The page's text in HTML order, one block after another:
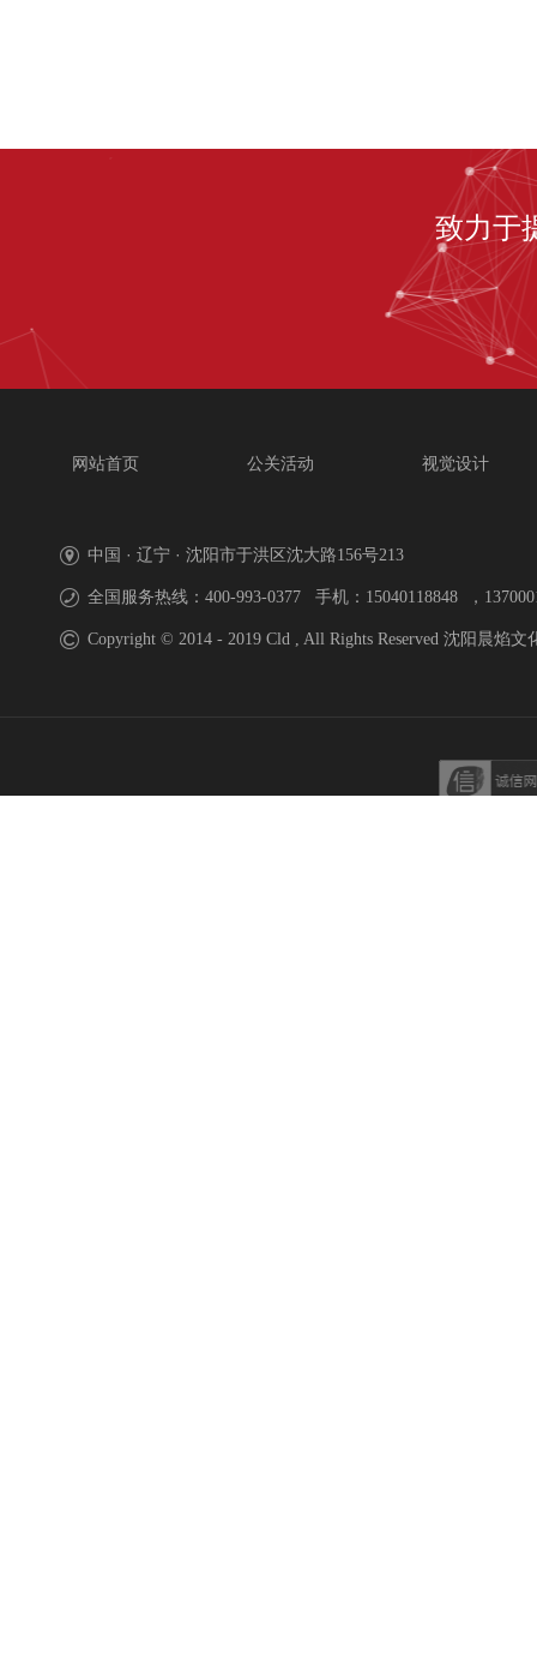
中国 · 辽宁 · 沈阳市于洪区沈大路156号213
全国服务热线：400-993-0377 手机：15040118848 ，
Copyright © 2014 - 2019 Cld , All Rights Reserved 沈阳晨焰
网站首页 公关活动 视觉设计
致力于